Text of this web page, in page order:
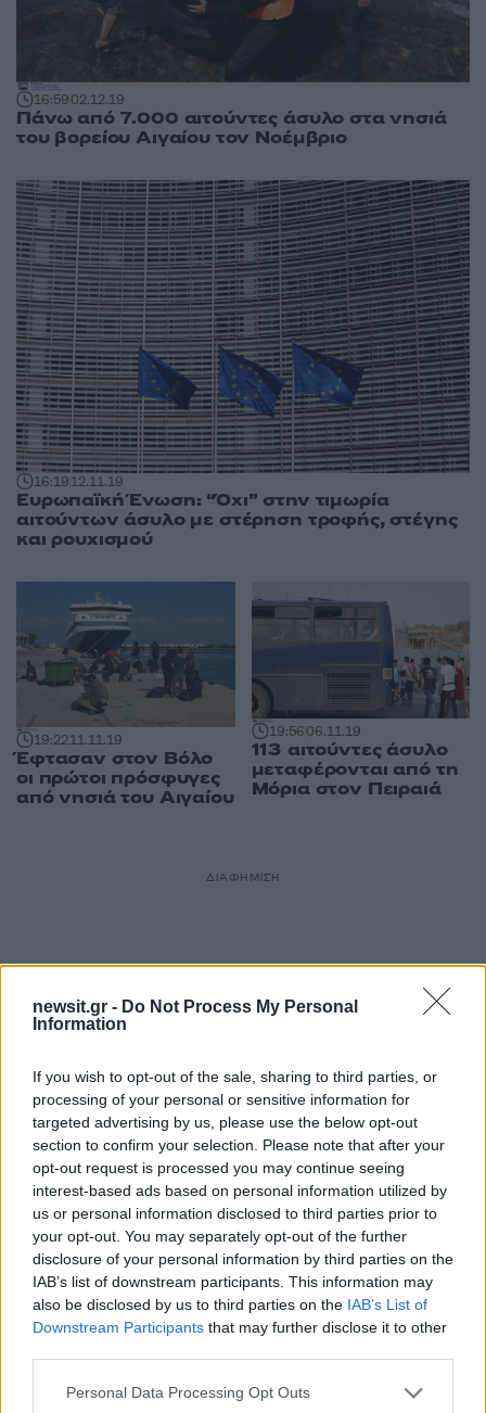
newsit.gr - Do Not Process My Personal
Information
If you wish to opt-out of the sale, sharing to third parties, or
processing of your personal or sensitive information for
targeted advertising by us, please use the below opt-out
section to confirm your selection. Please note that after your
opt-out request is processed you may continue seeing
interest-based ads based on personal information utilized by
us or personal information disclosed to third parties prior to
your opt-out. You may separately opt-out of the further
disclosure of your personal information by third parties on the
IAB’s list of downstream participants. This information may
also be disclosed by us to third parties on the IAB’s List of
Downstream Participants that may further disclose it to other
Please note that this website/app uses one or more Google
Personal Data Processing Opt Outs
16:5902.12.19
Πάνω από 7.000 αιτούντες άσυλο στα νησιά
του βορείου Αιγαίου τον Νοέμβριο
16:1912.11.19
Ευρωπαϊκή Ένωση: “Όχι” στην τιμωρία
αιτούντων άσυλο με στέρηση τροφής, στέγης
και ρουχισμού
19:2211.11.19
Έφτασαν στον Βόλο
οι πρώτοι πρόσφυγες
από νησιά του Αιγαίου
19:5606.11.19
113 αιτούντες άσυλο
μεταφέρονται από τη
Μόρια στον Πειραιά
ΔΙΑΦΗΜΙΣΗ